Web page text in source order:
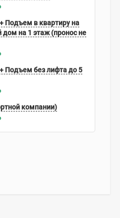
Подъем в квартиру на
дом на 1 этаж (пронос не
Подъем без лифта до 5
компании)